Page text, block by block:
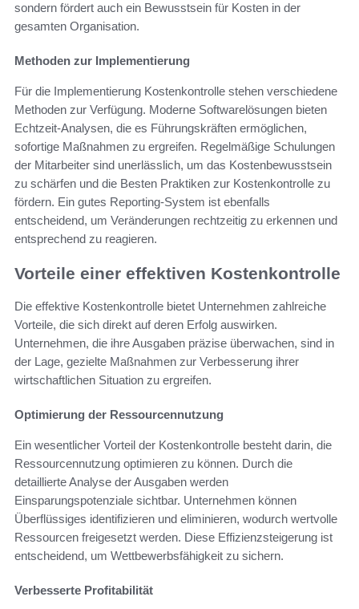
sondern fördert auch ein Bewusstsein für Kosten in der
gesamten Organisation.
Methoden zur Implementierung
Für die Implementierung Kostenkontrolle stehen verschiedene
Methoden zur Verfügung. Moderne Softwarelösungen bieten
Echtzeit-Analysen, die es Führungskräften ermöglichen,
sofortige Maßnahmen zu ergreifen. Regelmäßige Schulungen
der Mitarbeiter sind unerlässlich, um das Kostenbewusstsein
zu schärfen und die Besten Praktiken zur Kostenkontrolle zu
fördern. Ein gutes Reporting-System ist ebenfalls
entscheidend, um Veränderungen rechtzeitig zu erkennen und
entsprechend zu reagieren.
Vorteile einer effektiven Kostenkontrolle
Die effektive Kostenkontrolle bietet Unternehmen zahlreiche
Vorteile, die sich direkt auf deren Erfolg auswirken.
Unternehmen, die ihre Ausgaben präzise überwachen, sind in
der Lage, gezielte Maßnahmen zur Verbesserung ihrer
wirtschaftlichen Situation zu ergreifen.
Optimierung der Ressourcennutzung
Ein wesentlicher Vorteil der Kostenkontrolle besteht darin, die
Ressourcennutzung optimieren zu können. Durch die
detaillierte Analyse der Ausgaben werden
Einsparungspotenziale sichtbar. Unternehmen können
Überflüssiges identifizieren und eliminieren, wodurch wertvolle
Ressourcen freigesetzt werden. Diese Effizienzsteigerung ist
entscheidend, um Wettbewerbsfähigkeit zu sichern.
Verbesserte Profitabilität